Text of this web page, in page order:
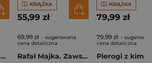
Pierogi z kimchi. Moje ulubione azjatyckie przepisy
KSIĄŻKA
55,99 zł
69,99 zł - sugerowana
cena detaliczna
Rafał Majka. Zawsze z przodu. Rozmawia Tomasz Kalemba - książka z autografem
KSIĄŻKA
79,99 zł
79,99 zł -
cena detaliczna